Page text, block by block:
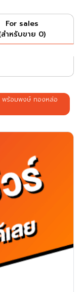
For sales
ำหรับขาย 0)
พร้อมพงษ์ ทองหล่อ